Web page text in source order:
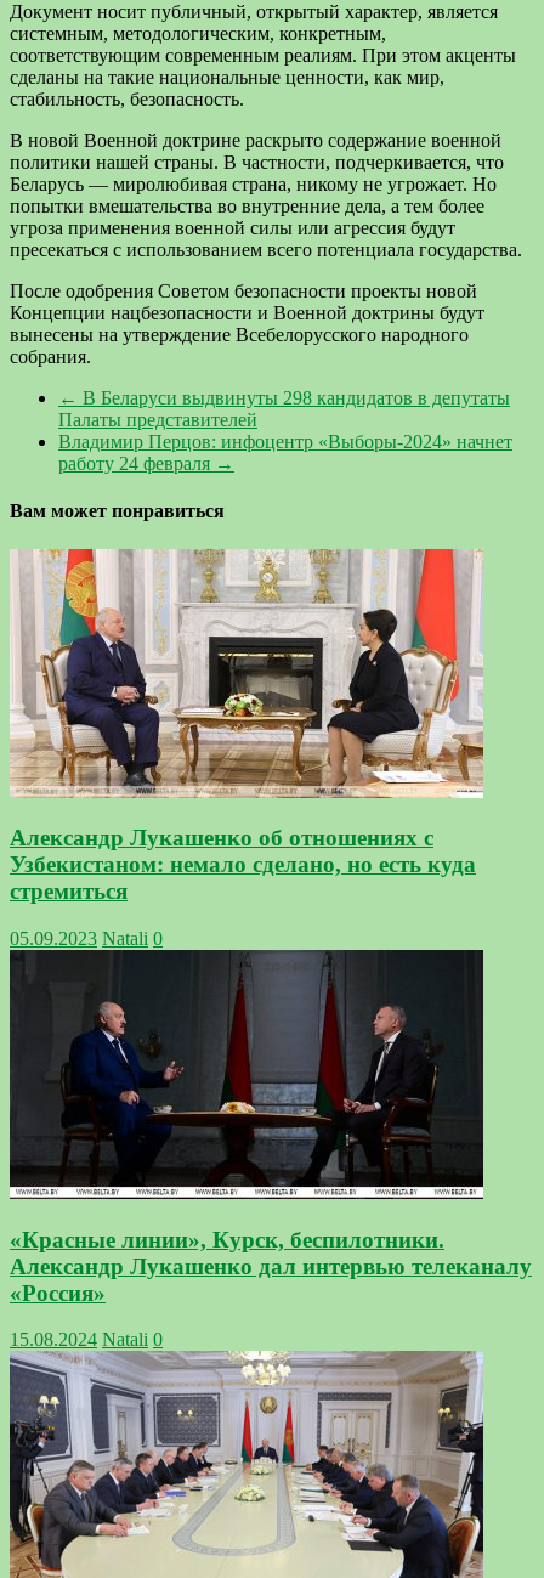
Документ носит публичный, открытый характер, является
системным, методологическим, конкретным,
соответствующим современным реалиям. При этом акценты
сделаны на такие национальные ценности, как мир,
стабильность, безопасность.
В новой Военной доктрине раскрыто содержание военной
политики нашей страны. В частности, подчеркивается, что
Беларусь — миролюбивая страна, никому не угрожает. Но
попытки вмешательства во внутренние дела, а тем более
угроза применения военной силы или агрессия будут
пресекаться с использованием всего потенциала государства.
После одобрения Советом безопасности проекты новой
Концепции нацбезопасности и Военной доктрины будут
вынесены на утверждение Всебелорусского народного
собрания.
← В Беларуси выдвинуты 298 кандидатов в депутаты
Палаты представителей
Владимир Перцов: инфоцентр «Выборы-2024» начнет
работу 24 февраля →
Вам может понравиться
Александр Лукашенко об отношениях с
Узбекистаном: немало сделано, но есть куда
стремиться
05.09.2023 Natali 0
«Красные линии», Курск, беспилотники.
Александр Лукашенко дал интервью телеканалу
«Россия»
15.08.2024 Natali 0